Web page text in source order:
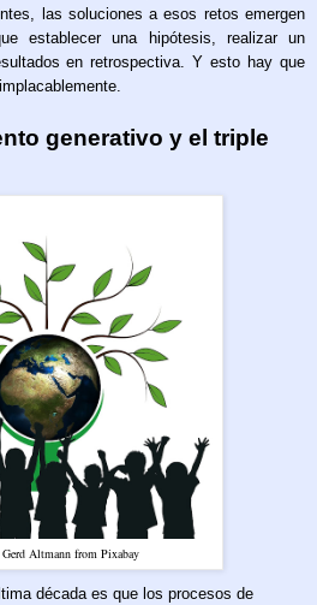
las soluciones a esos retos emergen
establecer una hipótesis, realizar un
en retrospectiva. Y esto hay que
generativo y el triple
Altmann from Pixabay
década es que los procesos de